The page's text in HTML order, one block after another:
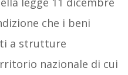
che i beni
a strutture
nazionale di cui